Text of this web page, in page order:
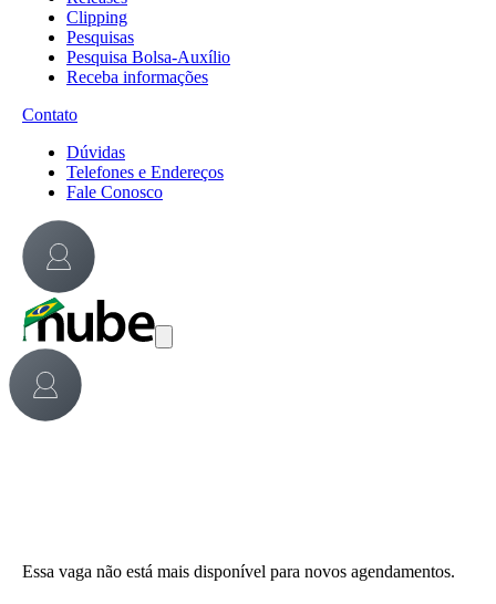
Clipping
Pesquisas
Pesquisa Bolsa-Auxílio
Receba informações
Contato
Dúvidas
Telefones e Endereços
Fale Conosco
Essa vaga não está mais disponível para novos agendamentos.